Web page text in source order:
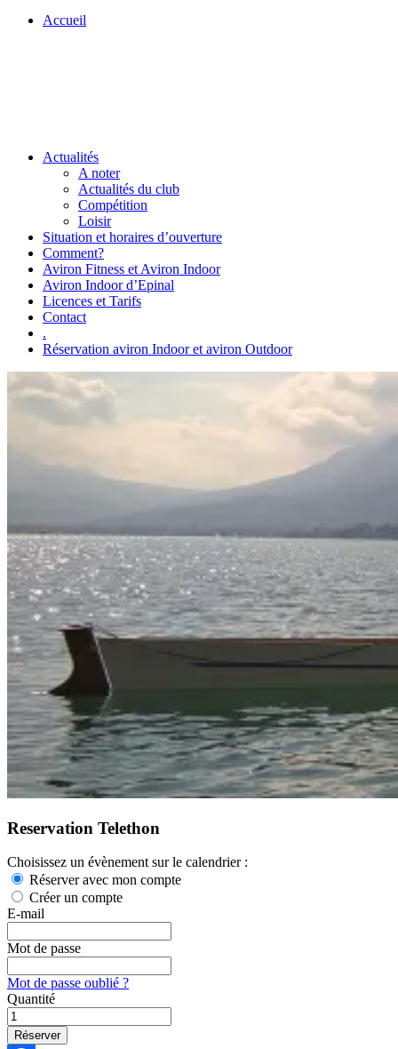
Accueil
Actualités
A noter
Actualités du club
Compétition
Loisir
Situation et horaires d’ouverture
Comment?
Aviron Fitness et Aviron Indoor
Aviron Indoor d’Epinal
Licences et Tarifs
Contact
.
Réservation aviron Indoor et aviron Outdoor
Reservation Telethon
Choisissez un évènement sur le calendrier :
Réserver avec mon compte
Créer un compte
E-mail
Mot de passe
Mot de passe oublié ?
Quantité